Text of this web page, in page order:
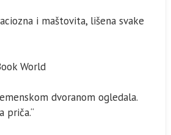
i maštovita, lišena svake
World
dvoranom ogledala.
priča.“